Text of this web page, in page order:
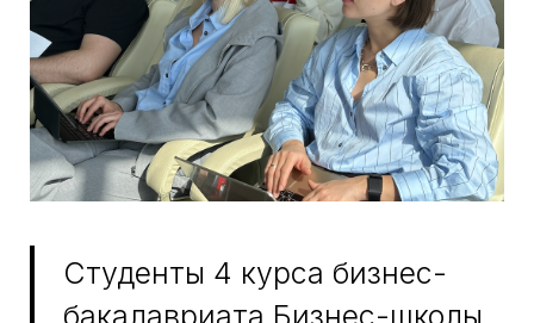
сельское хозяйство и
исследовал разрыв между
инженерным видением
продукта и тем, что на самом
деле нужно В2В-клиентам.
Главное — нам удалось создать
пространство для диалога между
опытными практиками и молодыми
технологическими командами МФТИ.